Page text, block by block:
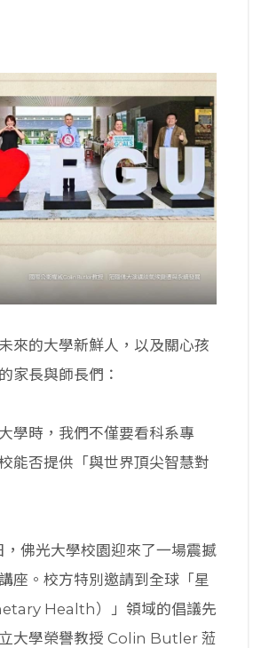
來的大學新鮮人，以及關心孩
家長與師長們：
學時，我們不僅要看科系專
能否提供「與世界頂尖智慧對
，佛光大學校園迎來了一場震撼
座。校方特別邀請到全球「星
Health）」領域的倡議先
大學榮譽教授 Colin Butler 蒞